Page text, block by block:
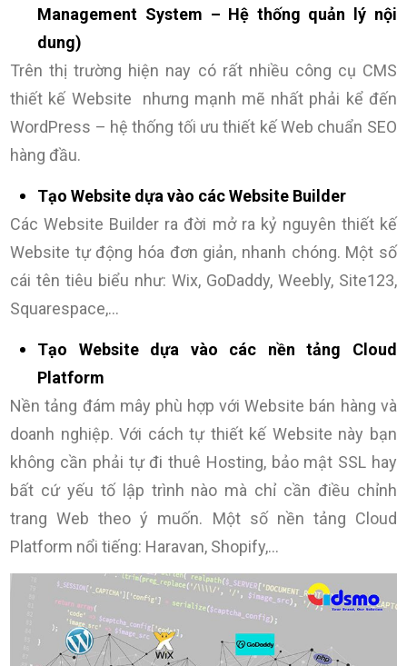
Management System – Hệ thống quản lý nội
dung)
Trên thị trường hiện nay có rất nhiều công cụ CMS
thiết kế Website nhưng mạnh mẽ nhất phải kể đến
WordPress – hệ thống tối ưu thiết kế Web chuẩn SEO
hàng đầu.
Tạo Website dựa vào các Website Builder
Các Website Builder ra đời mở ra kỷ nguyên thiết kế
Website tự động hóa đơn giản, nhanh chóng. Một số
cái tên tiêu biểu như: Wix, GoDaddy, Weebly, Site123,
Squarespace,…
Tạo Website dựa vào các nền tảng Cloud
Platform
Nền tảng đám mây phù hợp với Website bán hàng và
doanh nghiệp. Với cách tự thiết kế Website này bạn
không cần phải tự đi thuê Hosting, bảo mật SSL hay
bất cứ yếu tố lập trình nào mà chỉ cần điều chỉnh
trang Web theo ý muốn. Một số nền tảng Cloud
Platform nổi tiếng: Haravan, Shopify,…